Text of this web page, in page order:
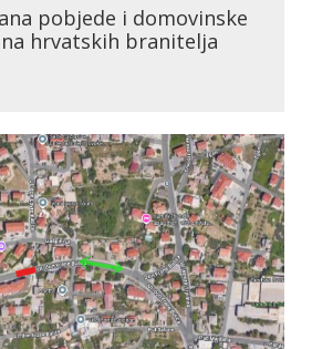
pobjede i domovinske
hrvatskih branitelja